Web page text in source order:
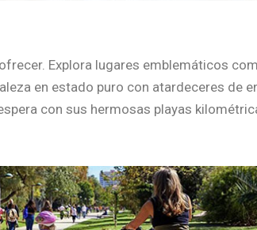
Explora lugares emblemáticos
en estado puro con atardeceres de
con sus hermosas playas